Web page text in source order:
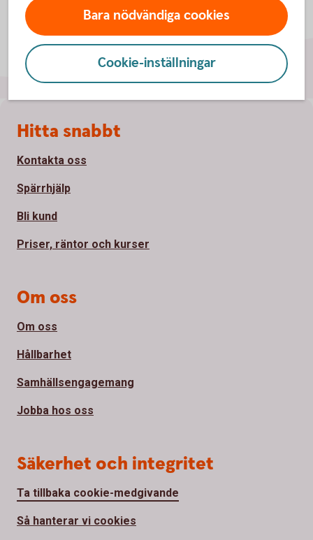
Bara nödvändiga cookies
Cookie-inställningar
Sidfot
Hitta snabbt
Kontakta oss
Spärrhjälp
Bli kund
Priser, räntor och kurser
Om oss
Om oss
Hållbarhet
Samhällsengagemang
Jobba hos oss
Säkerhet och integritet
Ta tillbaka cookie-medgivande
Så hanterar vi cookies